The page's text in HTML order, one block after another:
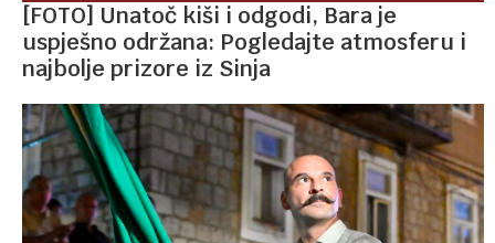
[FOTO] Unatoč kiši i odgodi, Bara je
uspješno održana: Pogledajte atmosferu i
najbolje prizore iz Sinja